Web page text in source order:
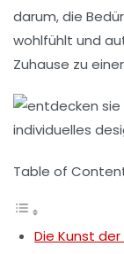
darum, die
wohlfühlt und
Zuhause zu
Table of
Die Kunst